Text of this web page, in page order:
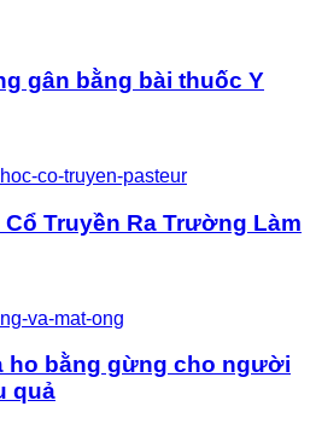
gân bằng bài thuốc Y
Cổ Truyền Ra Trường Làm
ho bằng gừng cho người
quả